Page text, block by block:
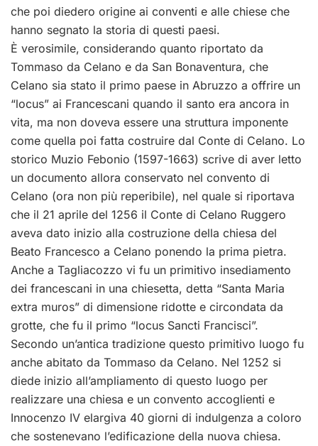
che poi diedero origine ai conventi e alle chiese che
hanno segnato la storia di questi paesi.
È verosimile, considerando quanto riportato da
Tommaso da Celano e da San Bonaventura, che
Celano sia stato il primo paese in Abruzzo a offrire un
“locus” ai Francescani quando il santo era ancora in
vita, ma non doveva essere una struttura imponente
come quella poi fatta costruire dal Conte di Celano. Lo
storico Muzio Febonio (1597-1663) scrive di aver letto
un documento allora conservato nel convento di
Celano (ora non più reperibile), nel quale si riportava
che il 21 aprile del 1256 il Conte di Celano Ruggero
aveva dato inizio alla costruzione della chiesa del
Beato Francesco a Celano ponendo la prima pietra.
Anche a Tagliacozzo vi fu un primitivo insediamento
dei francescani in una chiesetta, detta “Santa Maria
extra muros” di dimensione ridotte e circondata da
grotte, che fu il primo “locus Sancti Francisci”.
Secondo un’antica tradizione questo primitivo luogo fu
anche abitato da Tommaso da Celano. Nel 1252 si
diede inizio all’ampliamento di questo luogo per
realizzare una chiesa e un convento accoglienti e
Innocenzo IV elargiva 40 giorni di indulgenza a coloro
che sostenevano l’edificazione della nuova chiesa.